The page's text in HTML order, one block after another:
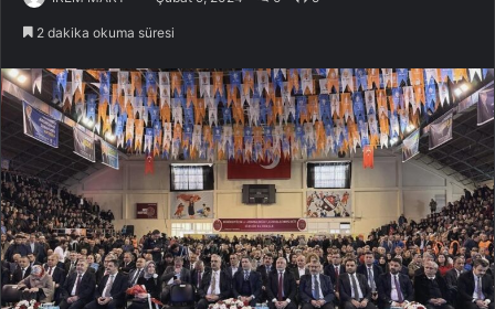
2 dakika okuma süresi